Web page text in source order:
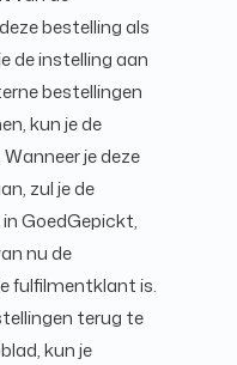
bestelling als
de instelling aan
bestellingen
kun je de
je deze
zul je de
GoedGepickt,
nu de
fulfilmentklant is.
terug te
kun je